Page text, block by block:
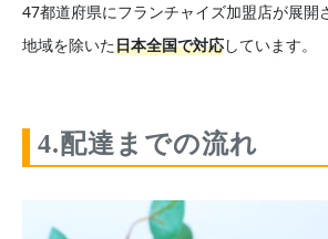
47都道府県にフランチャイズ加盟店が展開
地域を除いた日本全国で対応しています。
4.配達までの流れ